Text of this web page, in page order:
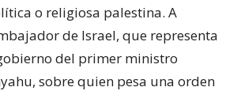
o religiosa palestina. A
de Israel, que representa
del primer ministro
sobre quien pesa una orden